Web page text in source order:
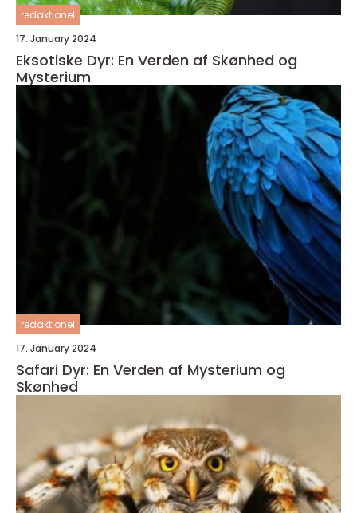
redaktionel
17. January 2024
Eksotiske Dyr: En Verden af Skønhed og
Mysterium
redaktionel
17. January 2024
Safari Dyr: En Verden af Mysterium og
Skønhed